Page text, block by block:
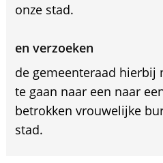
onze stad.
en verzoeken
de gemeenteraad hierbij
te gaan naar een naar
betrokken vrouwelijke
stad.